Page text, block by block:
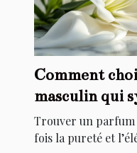
Comment
masculin qui
l'élégance ?
Trouver un parfum
fois la pureté et